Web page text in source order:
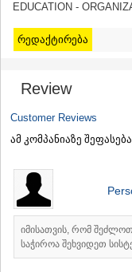
TSKALTUBO
KHARAGAULI
KHONI
AKHMETA
DEDOPLISTSKARO
TELAVI
SAGAREJO
SIGNAGI
KVARELI
TSNORI
MTSKHETA-MTIANETI
DUSHETI
EDUCATION -
რედაქტირება
Review
Customer Reviews
ამ კომპანიაზე
იმისათვის, რომ შეძლოთ
საჭიროა შეხვიდეთ